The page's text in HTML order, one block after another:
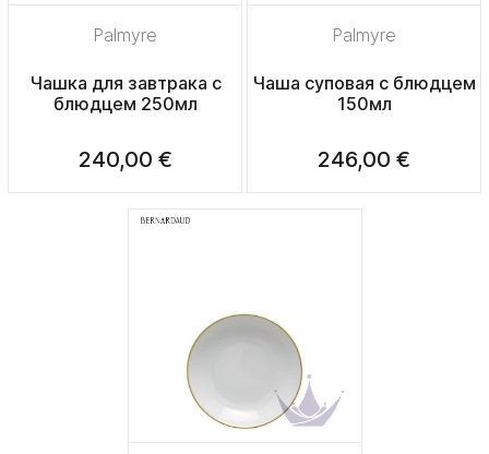
Palmyre
Чашка для завтрака с
блюдцем 250мл
240,00 €
Palmyre
Чаша суповая с блюдцем
150мл
246,00 €